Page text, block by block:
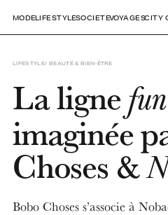
MODELIFESTYLESOCIETEVOYAGESCITY
BEAUTÉ & BIEN-ÊTRE
LIFESTYLE
La ligne
imaginée
Choses &
Bobo Choses s’associe à